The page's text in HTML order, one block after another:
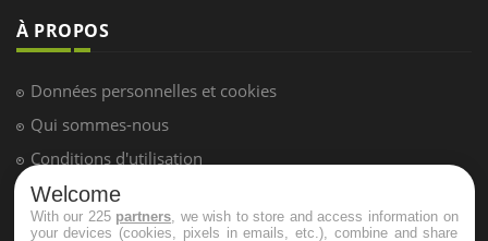
À PROPOS
Données personnelles et cookies
Qui sommes-nous
Conditions d'utilisation
Plan du site
Mentions Légales
Welcome
With our 225 partners , we wish to store and access information on
your devices (cookies, pixels in emails, etc.), combine and share